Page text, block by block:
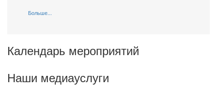
Больше...
Календарь мероприятий
Наши медиауслуги